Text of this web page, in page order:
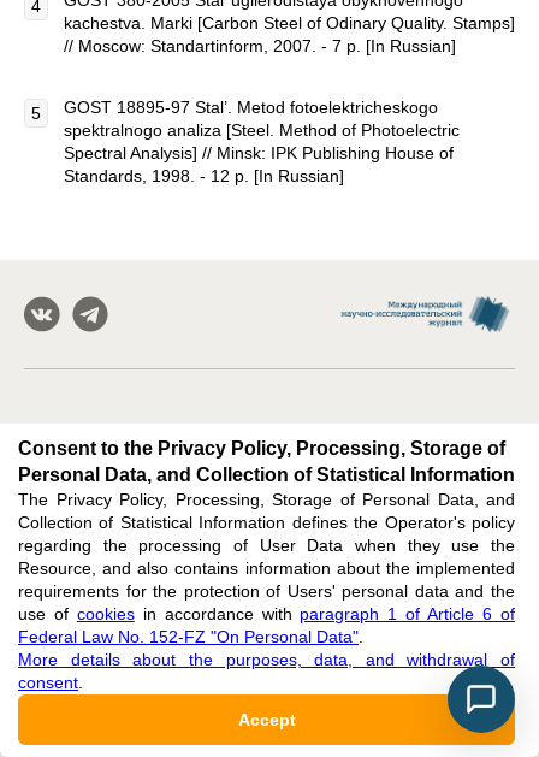
kachestva. Marki [Carbon Steel of Odinary Quality. Stamps]
// Moscow: Standartinform, 2007. - 7 p. [In Russian]
GOST 18895-97 Stal’. Metod fotoelektricheskogo
spektralnogo analiza [Steel. Method of Photoelectric
Spectral Analysis] // Minsk: IPK Publishing House of
Standards, 1998. - 12 p. [In Russian]
E-MAIL
Issues
News
By clicking the button, I agree with the privacy policy, processing, storage of
personal data, and collection of statistical information
in accordance with
Consent to the Privacy Policy, Processing, Storage of
Personal Data, and Collection of Statistical Information
The Privacy Policy, Processing, Storage of Personal Data, and
Collection of Statistical Information defines the Operator's policy
regarding the processing of User Data when they use the
Resource, and also contains information about the implemented
requirements for the protection of Users' personal data and the
use of cookiesin accordance with paragraph 1 of Article 6 of
Federal Law No. 152-FZ "On Personal Data"
More details about the purposes, data, and withdrawal of
consent
Accept